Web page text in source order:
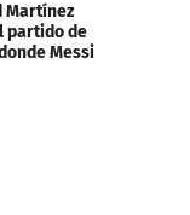
Martínez
partido de
Messi